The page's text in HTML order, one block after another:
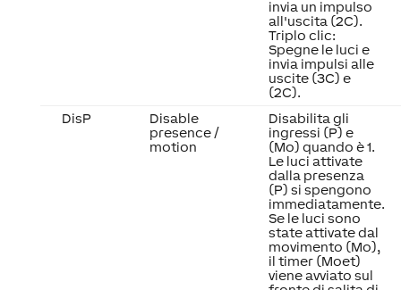
invia un impulso
all'uscita (2C).
Triplo clic:
Spegne le luci e
invia impulsi alle
uscite (3C) e
(2C).
DisP
Disable
presence /
motion
Disabilita gli
ingressi (P) e
(Mo) quando è 1.
Le luci attivate
dalla presenza
(P) si spengono
immediatamente.
Se le luci sono
state attivate dal
movimento (Mo),
il timer (Moet)
viene avviato sul